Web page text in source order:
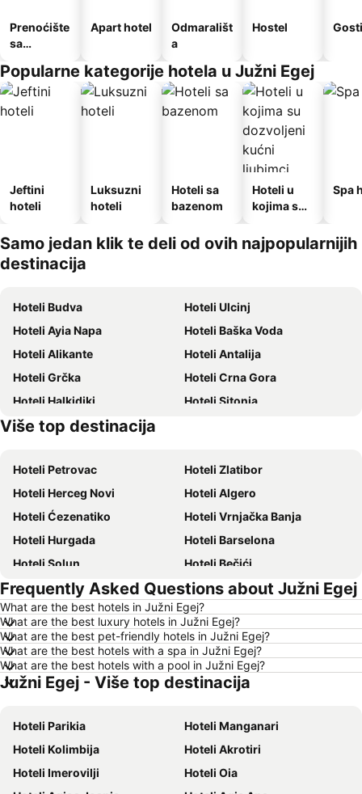
Prenoćište
sa
Apart hotel
Odmarališt
a
Hostel
Popularne kategorije hotela u Južni Egej
Jeftini
hoteli
Luksuzni
hoteli
Hoteli sa
bazenom
Hoteli u
kojima su
kućni
ljubimci
Spa
Samo jedan klik te deli od ovih najpopularnijih
destinacija
Hoteli Budva
Hoteli Ulcinj
Hoteli Ayia Napa
Hoteli Baška Voda
Hoteli Alikante
Hoteli Antalija
Hoteli Grčka
Hoteli Crna Gora
Hoteli Halkidiki
Hoteli Sitonia
Hoteli Krit
Više top destinacija
Hoteli Petrovac
Hoteli Zlatibor
Hoteli Herceg Novi
Hoteli Algero
Hoteli Ćezenatiko
Hoteli Vrnjačka Banja
Hoteli Hurgada
Hoteli Barselona
Hoteli Solun
Hoteli Bečići
Hoteli Hanija
Hoteli Tivat
Hoteli Nica
Hoteli Sutomore
Hoteli Rim
Hoteli Nei Pori
Hoteli Pefkohori
Hoteli Rimini
Hoteli Milano
Hoteli Hrvatsko primorje
Hoteli Sardinija
Hoteli Ostrvo Tasos
Hoteli Santorini
Hoteli Italija
Hoteli Srbija
Hoteli Malta
Frequently Asked Questions about Južni Egej
What are the best hotels in Južni Egej?
What are the best luxury hotels in Južni Egej?
What are the best pet-friendly hotels in Južni Egej?
What are the best hotels with a spa in Južni Egej?
What are the best hotels with a pool in Južni Egej?
Južni Egej - Više top destinacija
Hoteli Parikia
Hoteli Manganari
Hoteli Kolimbija
Hoteli Akrotiri
Hoteli Imerovilji
Hoteli Oia